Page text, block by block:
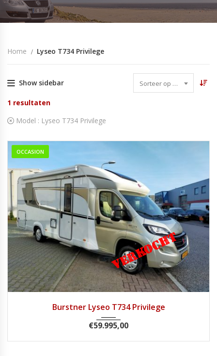
Home Lyseo T734 Privilege
Show sidebar Sorteer op datum
1 resultaten
Model : Lyseo T734 Privilege
OCCASION
Burstner Lyseo T734 Privilege
€59.995,00